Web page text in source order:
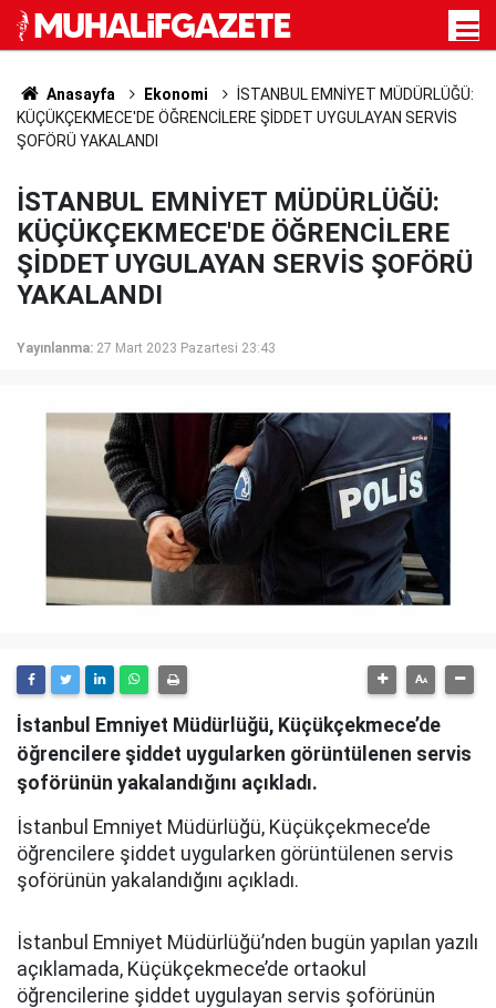
Anasayfa Ekonomi
İSTANBUL EMNİYET MÜDÜRLÜĞÜ:
KÜÇÜKÇEKMECE'DE ÖĞRENCİLERE ŞİDDET UYGULAYAN SERVİS
ŞOFÖRÜ YAKALANDI
İSTANBUL EMNİYET MÜDÜRLÜĞÜ:
KÜÇÜKÇEKMECE'DE ÖĞRENCİLERE
ŞİDDET UYGULAYAN SERVİS ŞOFÖRÜ
YAKALANDI
Yayınlanma: 27 Mart 2023 Pazartesi 23:43
İstanbul Emniyet Müdürlüğü, Küçükçekmece’de
öğrencilere şiddet uygularken görüntülenen servis
şoförünün yakalandığını açıkladı.
İstanbul Emniyet Müdürlüğü, Küçükçekmece’de
öğrencilere şiddet uygularken görüntülenen servis
şoförünün yakalandığını açıkladı.
İstanbul Emniyet Müdürlüğü’nden bugün yapılan yazılı
açıklamada, Küçükçekmece’de ortaokul
öğrencilerine şiddet uygulayan servis şoförünün